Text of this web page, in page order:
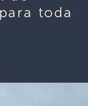
toda